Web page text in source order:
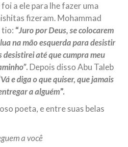
a ele para lhe fazer uma
fizeram. Mohammad
tio: “Juro por Deus, se colocarem
na mão esquerda para desistir
desistirei até que cumpra meu
. Depois disso Abu Taleb
Vá e diga o que quiser, que jamais
a alguém”.
poeta, e entre suas belas
a você